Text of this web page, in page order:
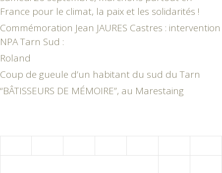
France pour le climat, la paix et les solidarités !
Commémoration Jean JAURES Castres : intervention
NPA Tarn Sud :
Roland
Coup de gueule d’un habitant du sud du Tarn
“BÂTISSEURS DE MÉMOIRE”, au Marestaing